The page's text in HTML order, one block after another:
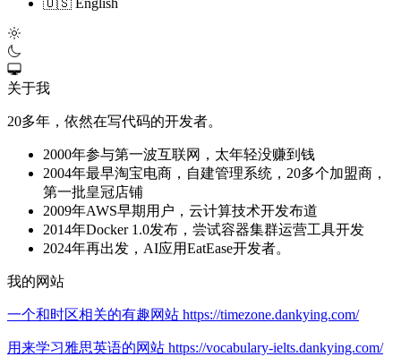
关于我
20多年，依然在写代码的开发者。
2000年参与第一波互联网，太年轻没赚到钱
2004年最早淘宝电商，自建管理系统，20多个加盟商，
第一批皇冠店铺
2009年AWS早期用户，云计算技术开发布道
2014年Docker 1.0发布，尝试容器集群运营工具开发
2024年再出发，AI应用EatEase开发者。
我的网站
一个和时区相关的有趣网站 https://timezone.dankying.com/
用来学习雅思英语的网站 https://vocabulary-ielts.dankying.com/